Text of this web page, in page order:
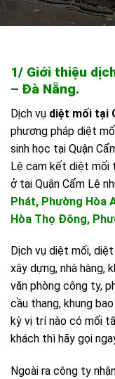
1/ Giới thiệu
– Đà Nẵng.
Dịch vụ diệt mối tại
phương pháp diệt
sinh học tại Quận
Lệ cam kết diệt mối
ở tại Quận Cẩm Lệ
Phát, Phường Hòa
Hòa Thọ Đông,
Dịch vụ diệt mối,
xây dựng, nhà hàng,
văn phòng công ty,
cầu thang, khung
kỳ vị trí nào có mối
khách thì hãy gọi
Ngoài ra công ty